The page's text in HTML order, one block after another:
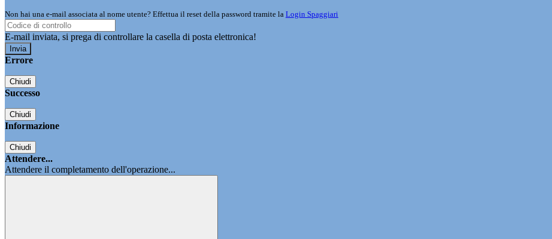
Non hai una e-mail associata al nome utente? Effettua il reset della password tramite la Login Spaggiari
E-mail inviata, si prega di controllare la casella di posta elettronica!
Errore
Chiudi
Successo
Chiudi
Informazione
Chiudi
Attendere...
Attendere il completamento dell'operazione...